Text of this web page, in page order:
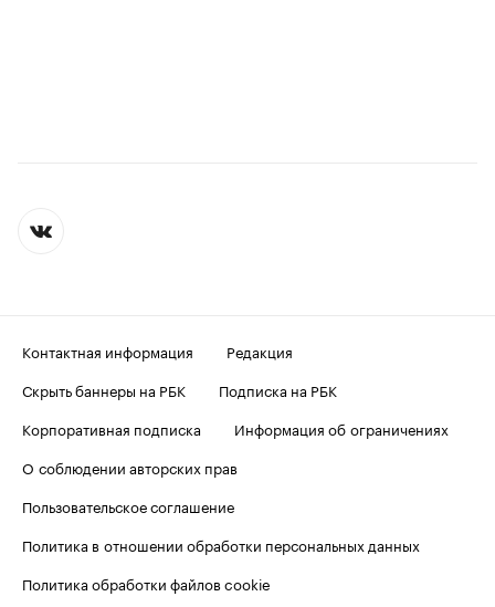
Контактная информация
Редакция
Скрыть баннеры на РБК
Подписка на РБК
Корпоративная подписка
Информация об ограничениях
О соблюдении авторских прав
Пользовательское соглашение
Политика в отношении обработки персональных данных
Политика обработки файлов cookie